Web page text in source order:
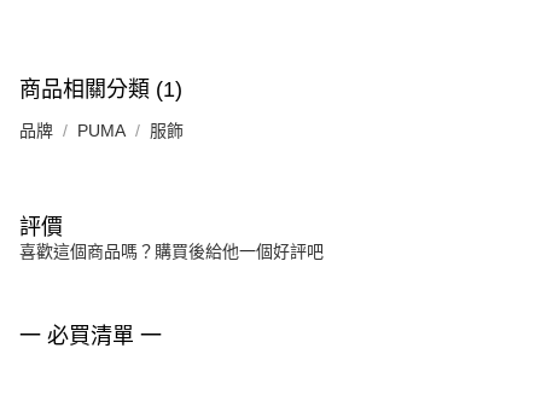
商品相關分類 (1)
品牌 PUMA 服飾
評價
喜歡這個商品嗎？購買後給他一個好評吧
一 必買清單 一